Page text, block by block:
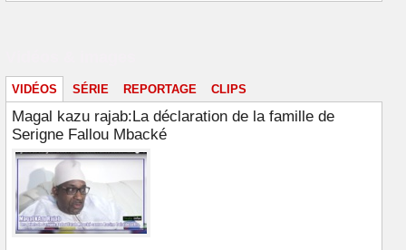
VIDÉOS SÉRIE REPORTAGE CLIPS
Magal kazu rajab:La déclaration de la famille de
Serigne Fallou Mbacké